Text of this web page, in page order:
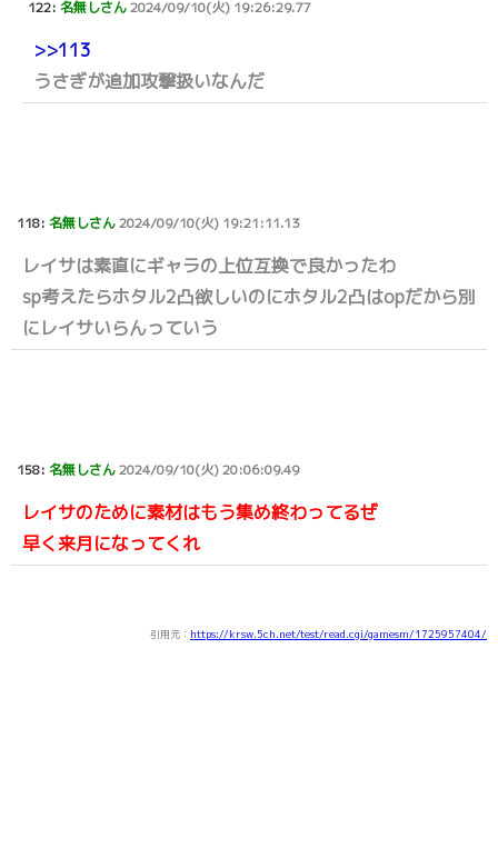
122: 名無しさん2024/09/10(火) 19:26:29.77
>>113
うさぎが追加攻撃扱いなんだ
118: 名無しさん2024/09/10(火) 19:21:11.13
レイサは素直にギャラの上位互換で良かったわ
sp考えたらホタル2凸欲しいのにホタル2凸はopだから別
にレイサいらんっていう
158: 名無しさん2024/09/10(火) 20:06:09.49
レイサのために素材はもう集め終わってるぜ
早く来月になってくれ
引用元： https://krsw.5ch.net/test/read.cgi/gamesm/1725957404/